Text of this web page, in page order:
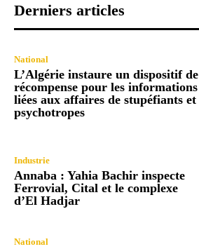
Derniers articles
National
L’Algérie instaure un dispositif de
récompense pour les informations
liées aux affaires de stupéfiants et
psychotropes
Industrie
Annaba : Yahia Bachir inspecte
Ferrovial, Cital et le complexe
d’El Hadjar
National